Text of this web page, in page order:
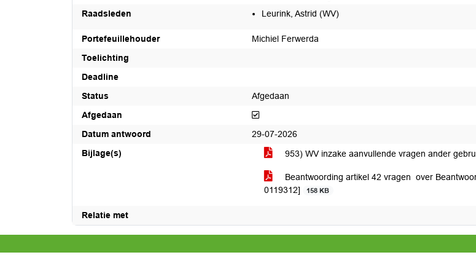
Raadsleden
Leurink, Astrid (WV)
Portefeuillehouder
Michiel Ferwerda
Toelichting
Deadline
Status
Afgedaan
Afgedaan
Afgedaan
Datum antwoord
29-07-2026
Bijlage(s)
953) WV inzake aanvullende vragen ander
Beantwoording artikel 42 vragen over
0119312]
158 KB
Relatie met